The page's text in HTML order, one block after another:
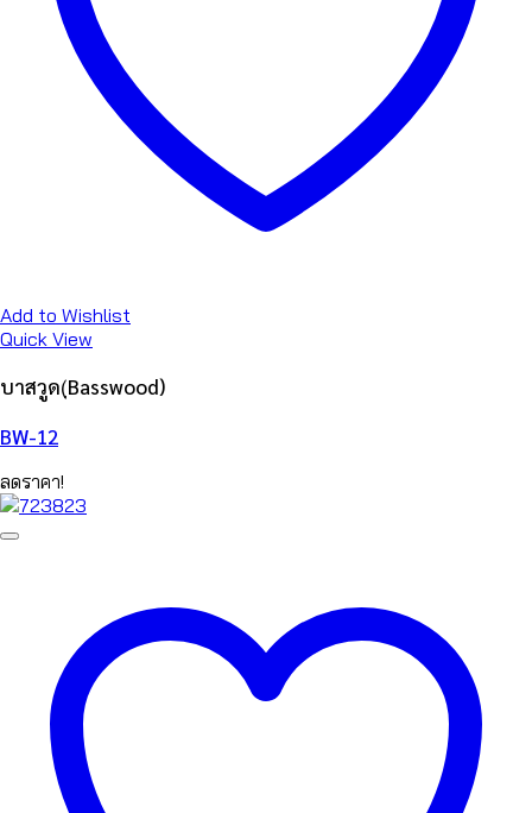
Add to Wishlist
Quick View
บาสวูด(ฺBasswood)
BW-12
ลดราคา!